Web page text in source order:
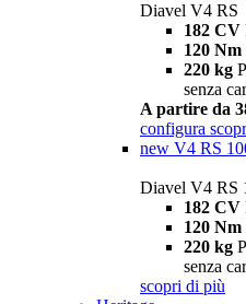
Diavel V4 RS
182 CV
120 Nm
220 kg
senza
A partire da
configura
new V4 RS
Diavel V4 RS
182 CV
120 Nm
220 kg
senza
scopri di più